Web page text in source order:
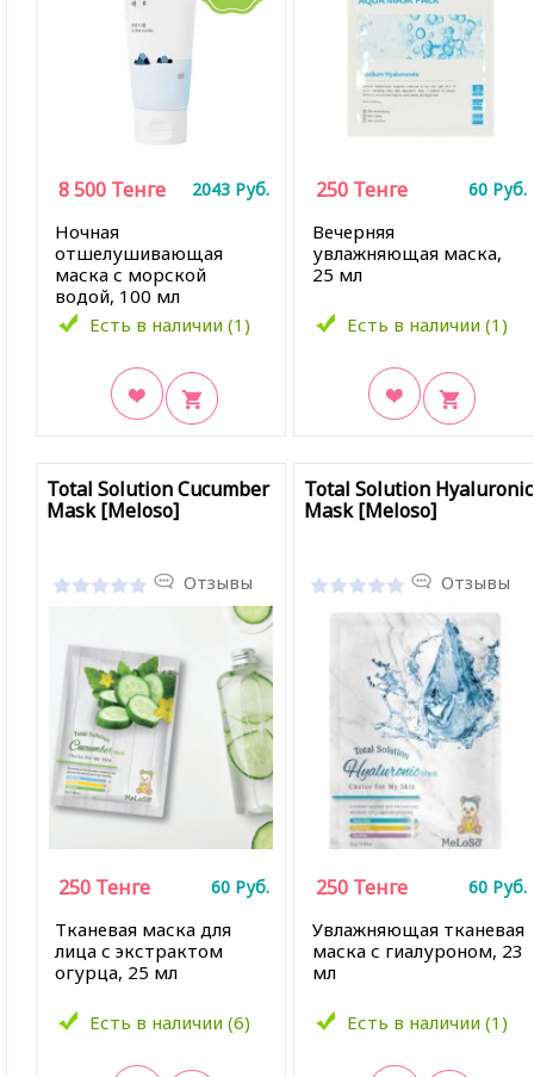
Ночная
отшелушивающая
маска с морской
водой, 100 мл
Есть в наличии (1)
8 500 Тенге 2043 Руб.
Вечерняя
увлажняющая маска,
25 мл
Есть в наличии (1)
250 Тенге 60 Руб.
Total Solution Cucumber
Mask [Meloso]
Отзывы
Тканевая маска для
лица с экстрактом
огурца, 25 мл
Есть в наличии (6)
250 Тенге 60 Руб.
Total Solution Hyaluronic
Mask [Meloso]
Отзывы
Увлажняющая тканевая
маска с гиалуроном, 23
мл
Есть в наличии (1)
250 Тенге 60 Руб.